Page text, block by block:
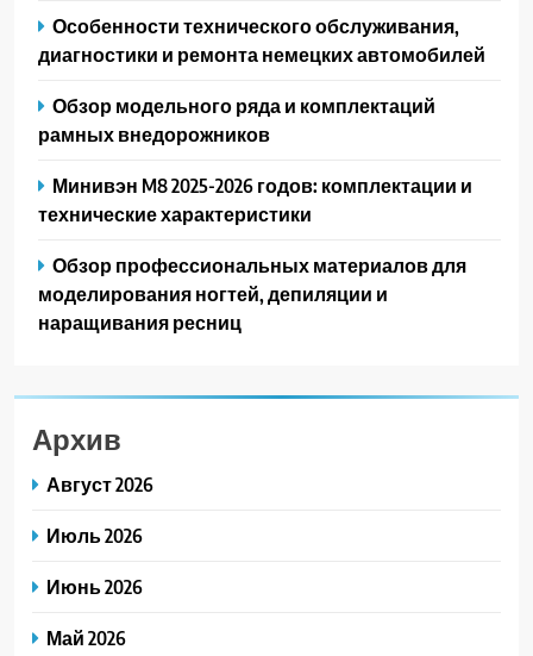
Особенности технического обслуживания,
диагностики и ремонта немецких автомобилей
Обзор модельного ряда и комплектаций
рамных внедорожников
Минивэн M8 2025-2026 годов: комплектации и
технические характеристики
Обзор профессиональных материалов для
моделирования ногтей, депиляции и
наращивания ресниц
Архив
Август 2026
Июль 2026
Июнь 2026
Май 2026